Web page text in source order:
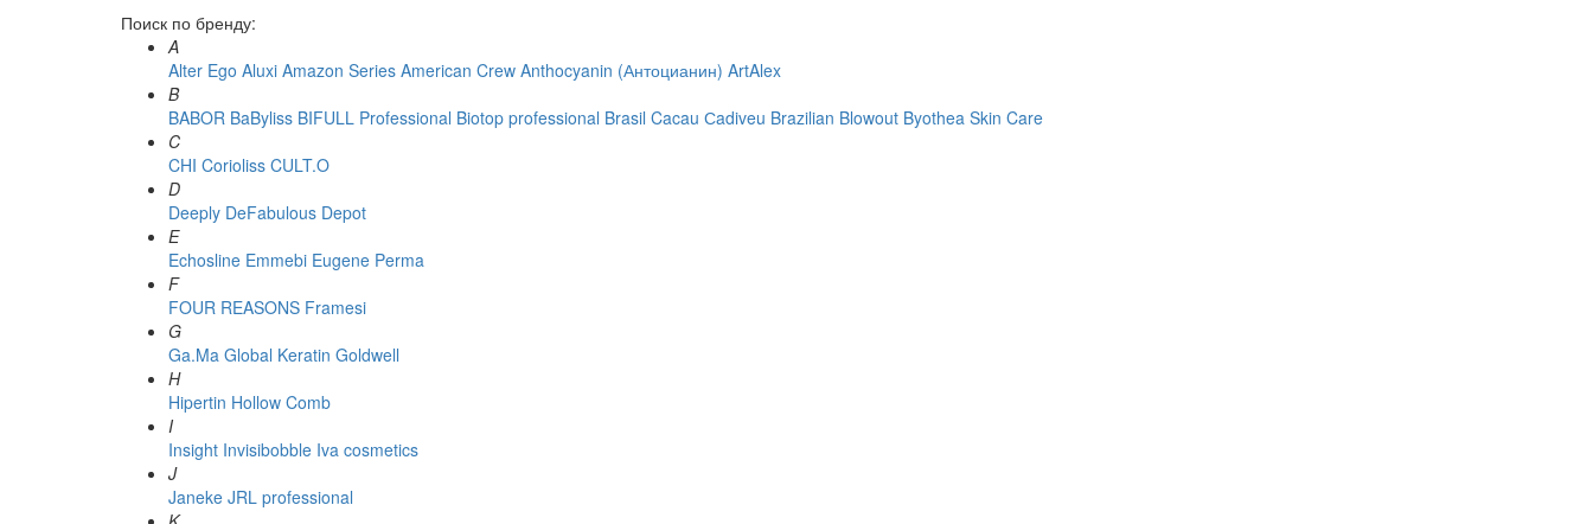
Поиск по бренду:
A
Alter Ego Aluxi Amazon Series American Crew Anthocyanin (Антоцианин) ArtAlex
B
BABOR BaByliss BIFULL Professional Biotop professional Brasil Cacau Сadiveu Brazilian Blowout Byothea Skin Care
C
CHI Corioliss CULT.O
D
Deeply DeFabulous Depot
E
Echosline Emmebi Eugene Perma
F
FOUR REASONS Framesi
G
Ga.Ma Global Keratin Goldwell
H
Hipertin Hollow Comb
I
Insight Invisibobble Iva cosmetics
J
Janeke JRL professional